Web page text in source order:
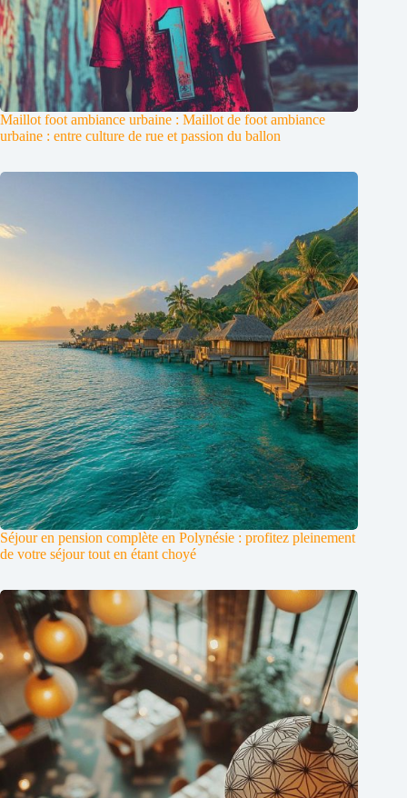
Maillot foot ambiance urbaine : Maillot de foot ambiance
urbaine : entre culture de rue et passion du ballon
Séjour en pension complète en Polynésie : profitez pleinement
de votre séjour tout en étant choyé